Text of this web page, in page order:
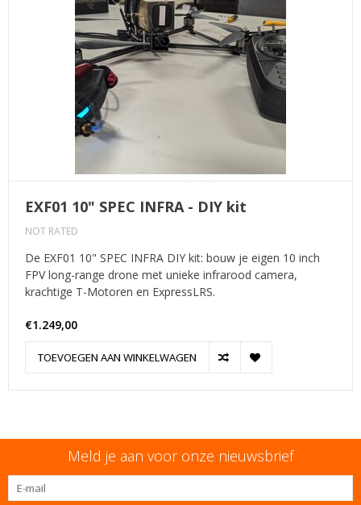
EXF01 10" SPEC INFRA - DIY kit
NOT RATED
De EXF01 10" SPEC INFRA DIY kit: bouw je eigen 10 inch
FPV long-range drone met unieke infrarood camera,
krachtige T-Motoren en ExpressLRS.
€1.249,00
TOEVOEGEN AAN WINKELWAGEN
Meld je aan voor onze nieuwsbrief